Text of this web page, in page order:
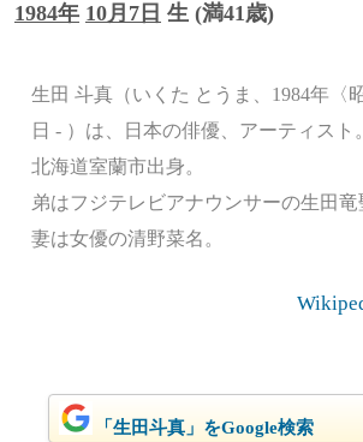
1984年 10月7日 生 (満41歳)
生田 斗真（いくた とうま、1984年〈
日 - ）は、日本の俳優、アーティスト。
北海道室蘭市出身。
弟はフジテレビアナウンサーの生田竜
妻は女優の清野菜名。
「生田斗真」をGoogle検索